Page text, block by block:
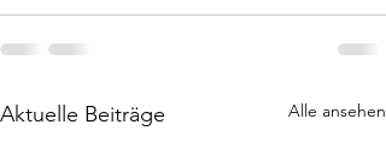
Aktuelle Beiträge Alle ansehen